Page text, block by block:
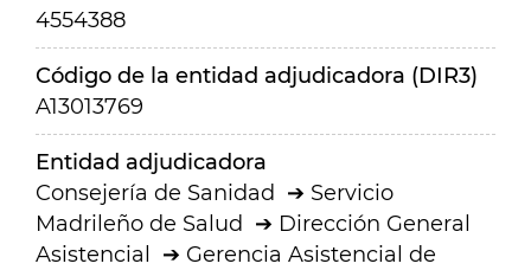
4554388
Código de la entidad adjudicadora (DIR3)
A13013769
Entidad adjudicadora
Consejería de Sanidad
Servicio
Madrileño de Salud
Dirección General
Asistencial
Gerencia Asistencial de